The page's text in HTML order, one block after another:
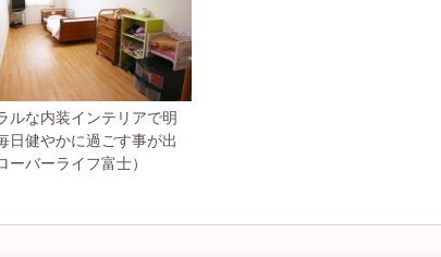
な内装インテリアで明
日健やかに過ごす事が出
ーバーライフ富士）